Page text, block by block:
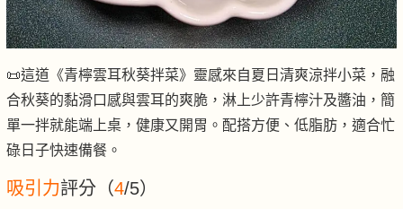
📜這道《青檸雲耳秋葵拌菜》靈感來自夏日清爽涼拌小菜，融
合秋葵的黏滑口感與雲耳的爽脆，淋上少許青檸汁及醬油，簡
單一拌就能端上桌，健康又開胃。配搭方便、低脂肪，適合忙
碌日子快速備餐。
吸引力評分（4/5）